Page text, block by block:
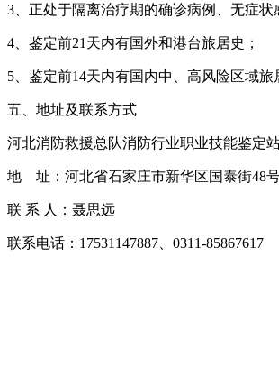
3、正处于隔离治疗期的确诊病例、无症
4、鉴定前21天内有国外和港台旅居史；
5、鉴定前14天内有国内中、高风险区域旅
五、地址及联系方式
河北消防救援总队消防行业职业技能鉴定
地 址：河北省石家庄市新华区国泰街48
联 系 人：聂思远
联系电话：17531147887、0311-85867617